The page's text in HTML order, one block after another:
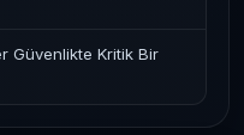
Güvenlikte Kritik Bir